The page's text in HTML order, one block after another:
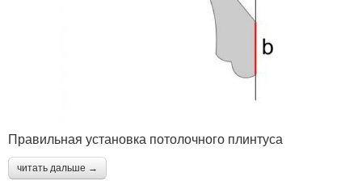
Правильная установка потолочного плинтуса
читать дальше →